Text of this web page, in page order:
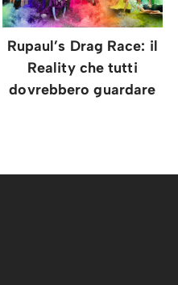
Rupaul’s Drag Race: il
Reality che tutti
dovrebbero guardare